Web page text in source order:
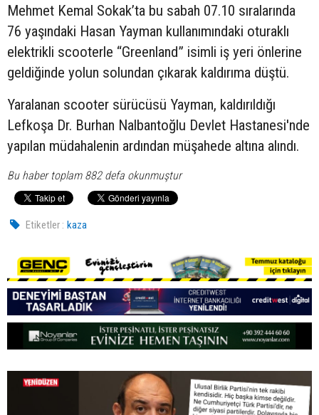
Mehmet Kemal Sokak’ta bu sabah 07.10 sıralarında
76 yaşındaki Hasan Yayman kullanımındaki oturaklı
elektrikli scooterle “Greenland” isimli iş yeri önlerine
geldiğinde yolun solundan çıkarak kaldırıma düştü.
Yaralanan scooter sürücüsü Yayman, kaldırıldığı
Lefkoşa Dr. Burhan Nalbantoğlu Devlet Hastanesi'nde
yapılan müdahalenin ardından müşahede altına alındı.
Bu haber toplam 882 defa okunmuştur
Etiketler : kaza